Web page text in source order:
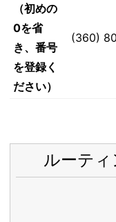
（初めの
0を省
き、番号
を登録く
ださい）
(360)
ルーテ